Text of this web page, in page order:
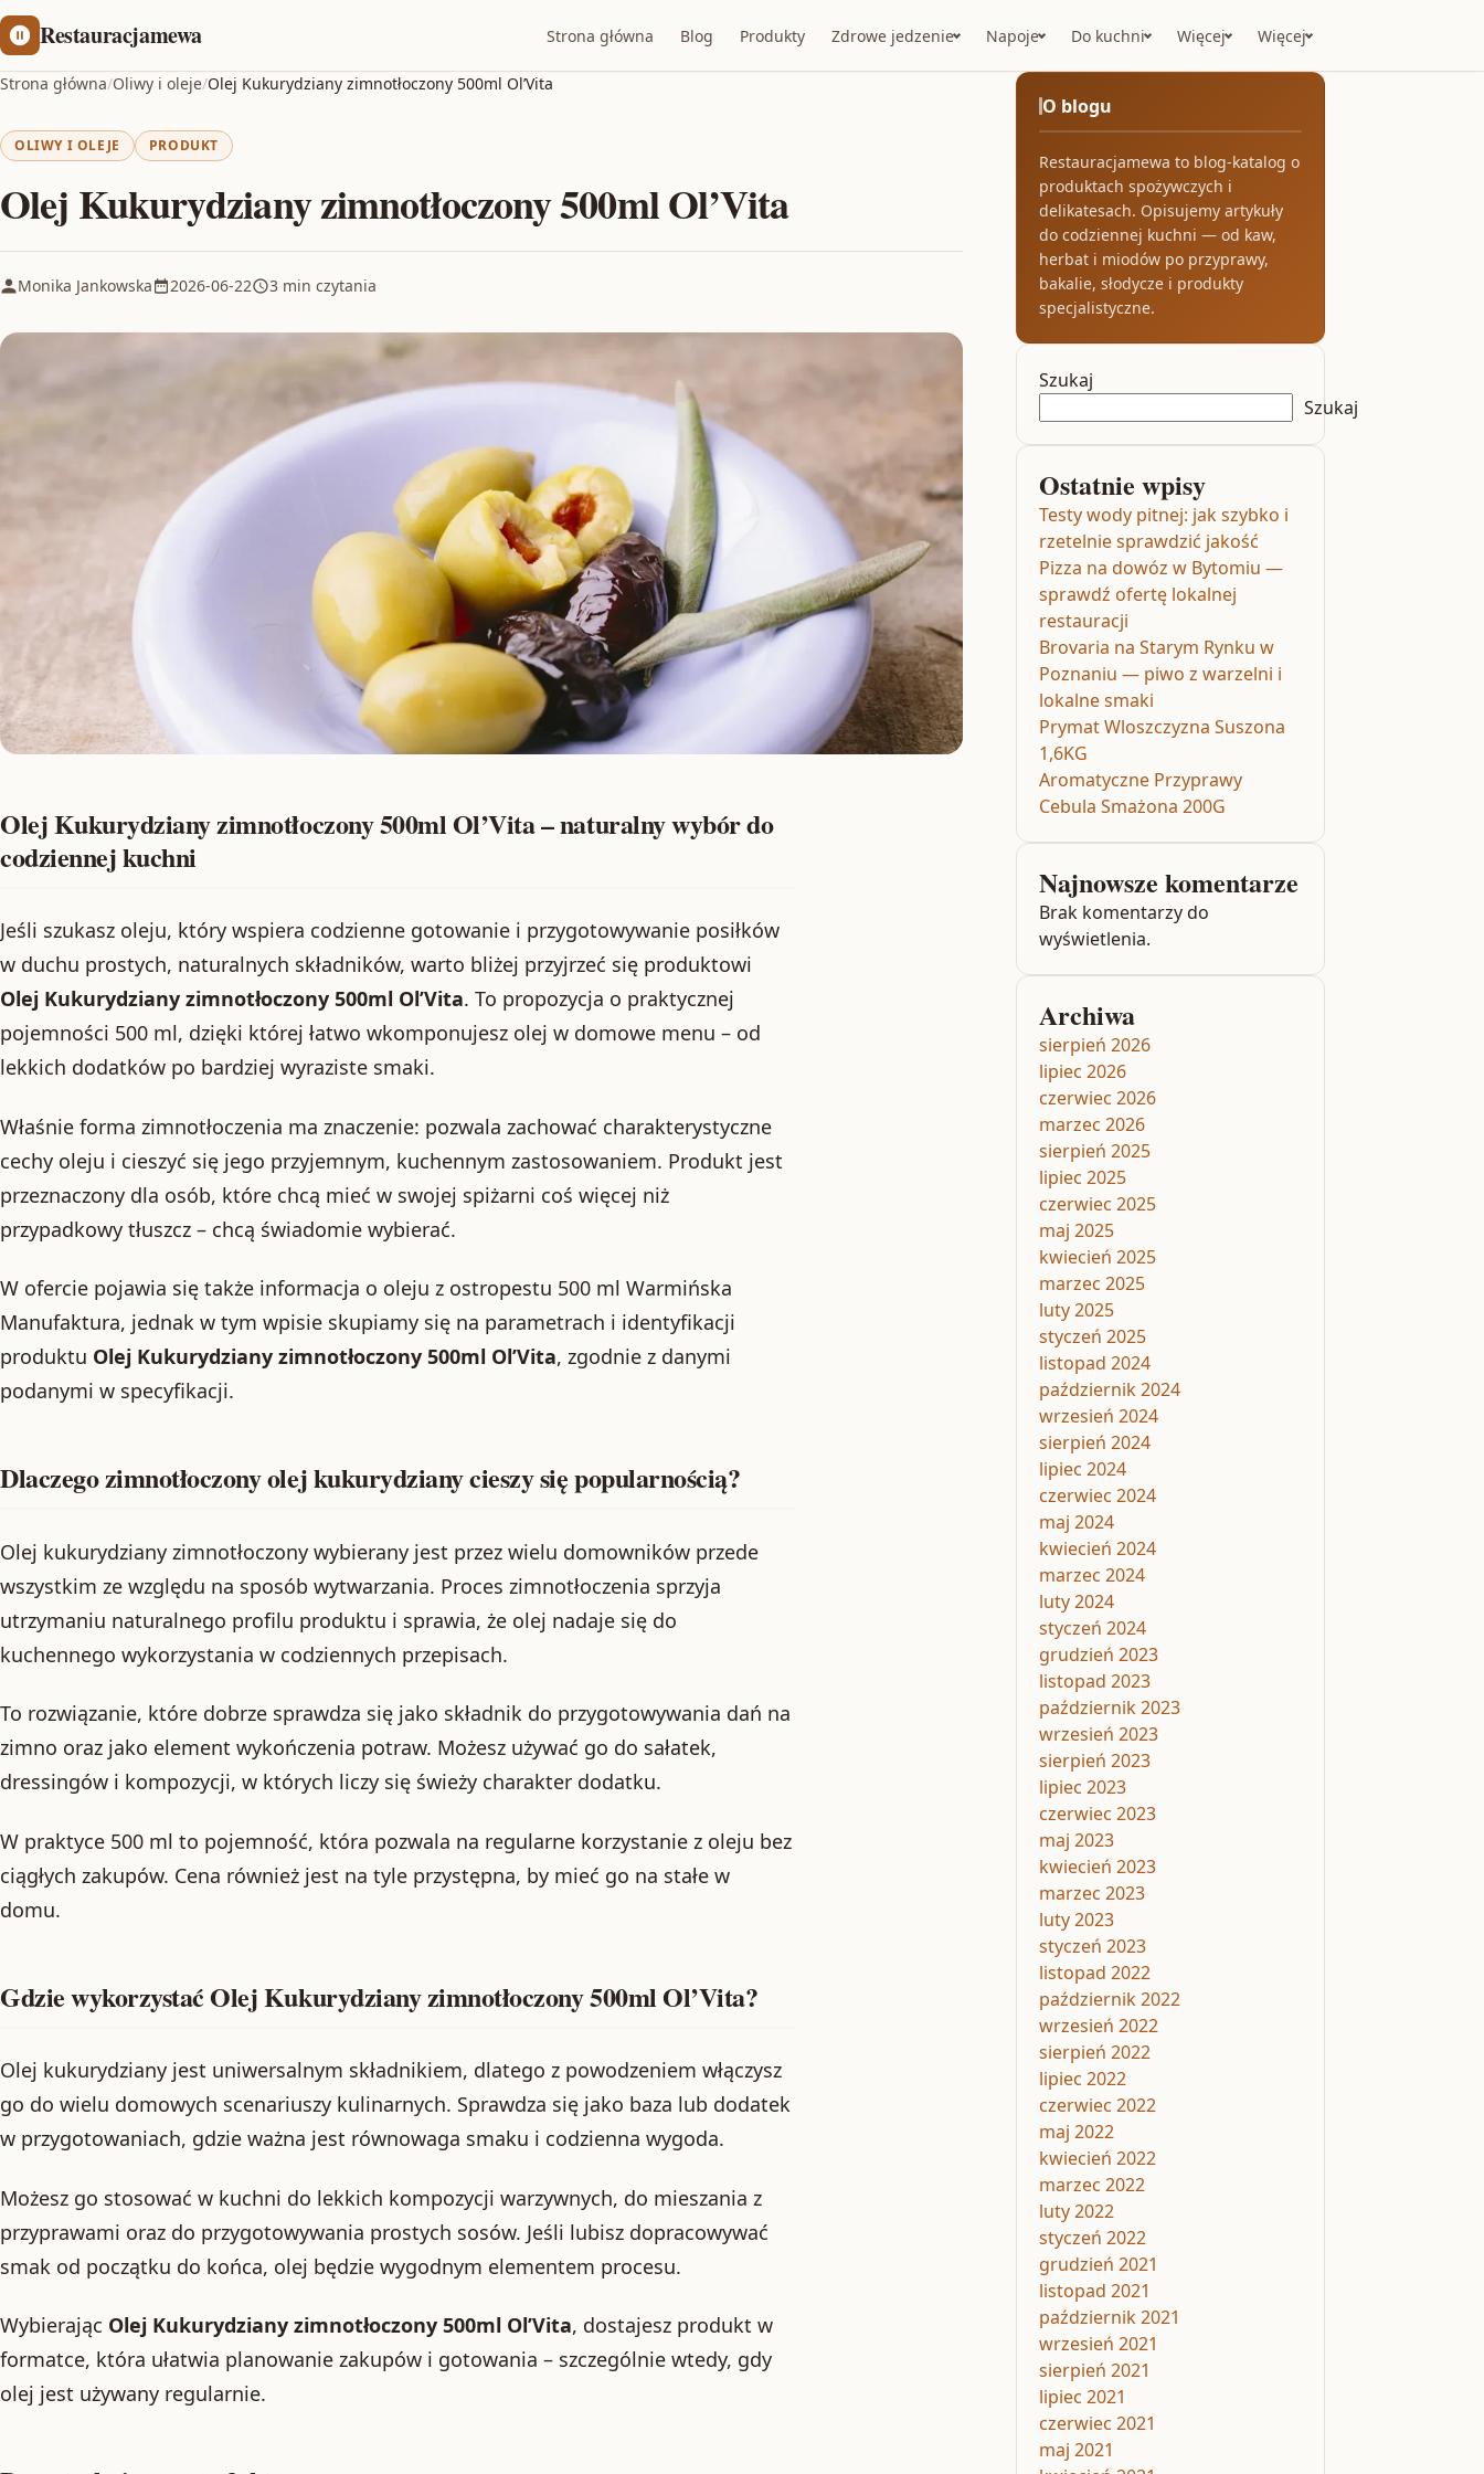
Restauracjamewa Strona główna Blog Produkty Zdrowe jedzenie Napoje Do kuchni Więcej Więcej
Strona główna/Oliwy i oleje/Olej Kukurydziany zimnotłoczony 500ml Ol’Vita
OLIWY I OLEJE PRODUKT
Olej Kukurydziany zimnotłoczony 500ml Ol’Vita
Monika Jankowska 2026-06-22 3 min czytania
Olej Kukurydziany zimnotłoczony 500ml Ol’Vita – naturalny wybór do
codziennej kuchni
Jeśli szukasz oleju, który wspiera codzienne gotowanie i przygotowywanie posiłków
w duchu prostych, naturalnych składników, warto bliżej przyjrzeć się produktowi
Olej Kukurydziany zimnotłoczony 500ml Ol’Vita. To propozycja o praktycznej
pojemności 500 ml, dzięki której łatwo wkomponujesz olej w domowe menu – od
lekkich dodatków po bardziej wyraziste smaki.
Właśnie forma zimnotłoczenia ma znaczenie: pozwala zachować charakterystyczne
cechy oleju i cieszyć się jego przyjemnym, kuchennym zastosowaniem. Produkt jest
przeznaczony dla osób, które chcą mieć w swojej spiżarni coś więcej niż
przypadkowy tłuszcz – chcą świadomie wybierać.
W ofercie pojawia się także informacja o oleju z ostropestu 500 ml Warmińska
Manufaktura, jednak w tym wpisie skupiamy się na parametrach i identyfikacji
produktu Olej Kukurydziany zimnotłoczony 500ml Ol’Vita, zgodnie z danymi
podanymi w specyfikacji.
Dlaczego zimnotłoczony olej kukurydziany cieszy się popularnością?
Olej kukurydziany zimnotłoczony wybierany jest przez wielu domowników przede
wszystkim ze względu na sposób wytwarzania. Proces zimnotłoczenia sprzyja
utrzymaniu naturalnego profilu produktu i sprawia, że olej nadaje się do
kuchennego wykorzystania w codziennych przepisach.
To rozwiązanie, które dobrze sprawdza się jako składnik do przygotowywania dań na
zimno oraz jako element wykończenia potraw. Możesz używać go do sałatek,
dressingów i kompozycji, w których liczy się świeży charakter dodatku.
W praktyce 500 ml to pojemność, która pozwala na regularne korzystanie z oleju bez
ciągłych zakupów. Cena również jest na tyle przystępna, by mieć go na stałe w
domu.
Gdzie wykorzystać Olej Kukurydziany zimnotłoczony 500ml Ol’Vita?
Olej kukurydziany jest uniwersalnym składnikiem, dlatego z powodzeniem włączysz
go do wielu domowych scenariuszy kulinarnych. Sprawdza się jako baza lub dodatek
w przygotowaniach, gdzie ważna jest równowaga smaku i codzienna wygoda.
Możesz go stosować w kuchni do lekkich kompozycji warzywnych, do mieszania z
przyprawami oraz do przygotowywania prostych sosów. Jeśli lubisz dopracowywać
smak od początku do końca, olej będzie wygodnym elementem procesu.
Wybierając Olej Kukurydziany zimnotłoczony 500ml Ol’Vita, dostajesz produkt w
formatce, która ułatwia planowanie zakupów i gotowania – szczególnie wtedy, gdy
olej jest używany regularnie.
O blogu
Restauracjamewa to blog-katalog o
produktach spożywczych i
delikatesach. Opisujemy artykuły
do codziennej kuchni — od kaw,
herbat i miodów po przyprawy,
bakalie, słodycze i produkty
specjalistyczne.
Szukaj
Szukaj
Ostatnie wpisy
Testy wody pitnej: jak szybko i
rzetelnie sprawdzić jakość
Pizza na dowóz w Bytomiu —
sprawdź ofertę lokalnej
restauracji
Brovaria na Starym Rynku w
Poznaniu — piwo z warzelni i
lokalne smaki
Prymat Wloszczyzna Suszona
1,6KG
Aromatyczne Przyprawy
Cebula Smażona 200G
Najnowsze komentarze
Brak komentarzy do
wyświetlenia.
Archiwa
sierpień 2026
lipiec 2026
czerwiec 2026
marzec 2026
sierpień 2025
lipiec 2025
czerwiec 2025
maj 2025
kwiecień 2025
marzec 2025
luty 2025
styczeń 2025
listopad 2024
październik 2024
wrzesień 2024
sierpień 2024
lipiec 2024
czerwiec 2024
maj 2024
kwiecień 2024
marzec 2024
luty 2024
styczeń 2024
grudzień 2023
listopad 2023
październik 2023
wrzesień 2023
sierpień 2023
lipiec 2023
czerwiec 2023
maj 2023
kwiecień 2023
marzec 2023
luty 2023
styczeń 2023
listopad 2022
październik 2022
wrzesień 2022
sierpień 2022
lipiec 2022
czerwiec 2022
maj 2022
kwiecień 2022
marzec 2022
luty 2022
styczeń 2022
grudzień 2021
listopad 2021
październik 2021
wrzesień 2021
sierpień 2021
lipiec 2021
czerwiec 2021
maj 2021